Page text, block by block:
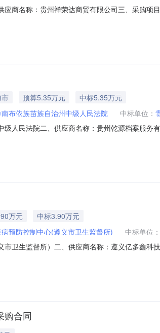
商名称：贵州祥荣达商贸有限公司三、采购项
式1、采购人名称：遵义市疾病预防控制中心
预算5.35万元
中标5.35万元
布依族苗族自治州中级人民法院 中标单位：
人民法院二、供应商名称：贵州乾源档案服
、其它事项：无八、联系方式1、采购人名称
万元
中标3.90万元
预防控制中心(遵义市卫生监督所) 中标单位：
卫生监督所）二、供应商名称：遵义亿多鑫
本概况：七、其它事项：无八、联系方式1、
购合同